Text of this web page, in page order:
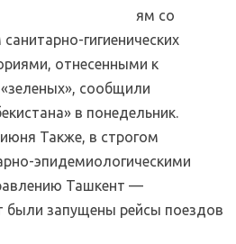
ям со
гигиенических
отнесенными к
сообщили
в понедельник.
Также, в строгом
эпидемиологическими
Ташкент —
запущены рейсы поездов